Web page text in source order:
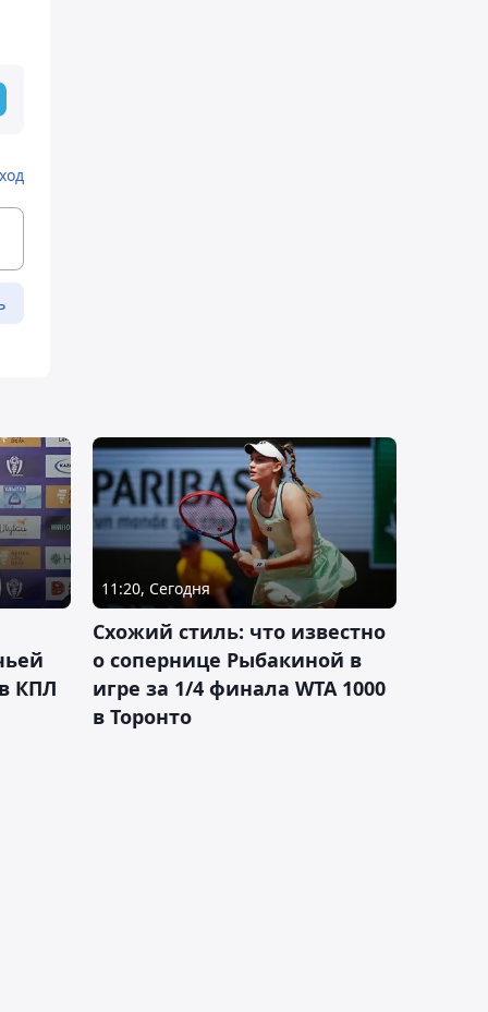
КПЛ
11:20, Сегодня
Схожий стиль: что известно
о сопернице Рыбакиной в
игре за 1/4 финала WTA 1000
в Торонто